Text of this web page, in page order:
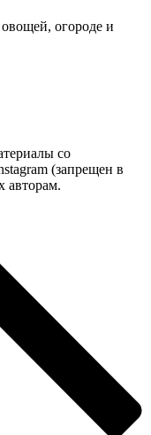
огороде и
со
(запрещен в
авторам.